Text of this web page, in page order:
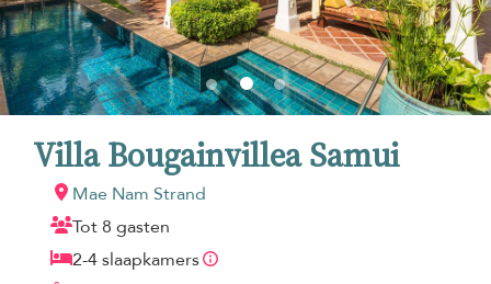
Villa Bougainvillea Samui
Mae Nam Strand
Tot 8 gasten
2-4 slaapkamers